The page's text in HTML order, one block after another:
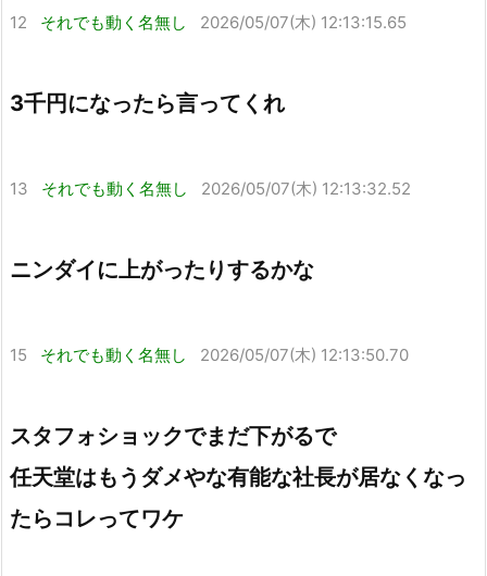
12 それでも動く名無し 2026/05/07(木) 12:13:15.65
3千円になったら言ってくれ
13 それでも動く名無し 2026/05/07(木) 12:13:32.52
ニンダイに上がったりするかな
15 それでも動く名無し 2026/05/07(木) 12:13:50.70
スタフォショックでまだ下がるで
任天堂はもうダメやな有能な社長が居なくなっ
たらコレってワケ